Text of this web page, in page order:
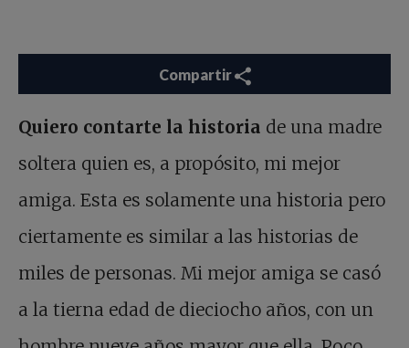
Compartir
Quiero contarte la historia de una madre
soltera quien es, a propósito, mi mejor
amiga. Esta es solamente una historia pero
ciertamente es similar a las historias de
miles de personas. Mi mejor amiga se casó
a la tierna edad de dieciocho años, con un